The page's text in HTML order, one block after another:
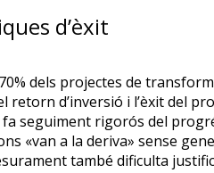
d’èxit
dels projectes de
d’inversió i l’èxit del
seguiment rigorós del
«van a la deriva» sense
també dificulta